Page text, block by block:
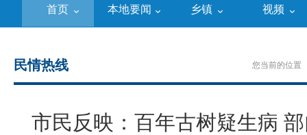
首页 本地要闻 乡镇 视频
您当前的位置
民情热线
市民反映：百年古树疑生病